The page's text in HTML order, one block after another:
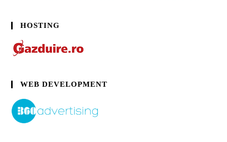
HOSTING
WEB DEVELOPMENT